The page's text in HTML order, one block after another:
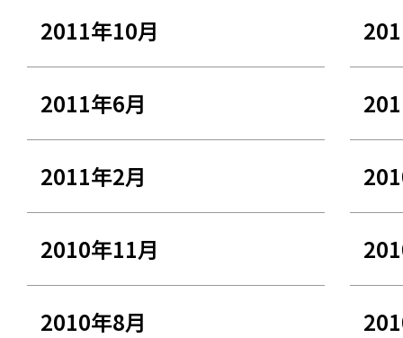
2011年10月
2011年6月
2011年2月
2010年11月
2010年8月